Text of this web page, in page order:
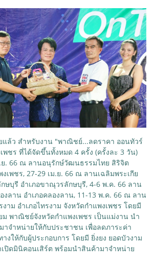
แล้ว สำหรับงาน "พาณิชย์...ลดราคา ออนทัวร์
พชร ที่ได้จัดขึ้นทั้งหมด 4 ครั้ง (ครั้งละ 3 วัน)
.ย. 66 ณ ลานอนุรักษ์วัฒนธรรมไทย สิริจิต
เพชร, 27-29 เม.ย. 66 ณ ลานเฉลิมพระเกีย
ษบุรี อำเภอขาณุวรลักษบุรี, 4-6 พ.ค. 66 ลาน
งลาน อำเภอคลองลาน, 11-13 พ.ค. 66 ณ ลาน
าม อำเภอไทรงาม จังหวัดกำแพงเพชร โดยมี
ม พาณิชย์จังหวัดกำแพงเพชร เป็นแม่งาน นำ
จำหน่ายให้กับประชาชน เพื่อลดภาระค่า
งให้กับผู้ประกอบการ โดยมี ยิ่งยง ยอดบัวงาม
ปิดมินิคอนเสิร์ต พร้อมนำสินค้ามาจำหน่าย